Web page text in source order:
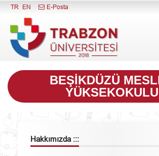
Menüyü Kapat
TR EN E-Posta
BEŞIKDÜZÜ
YÜKSEKOKULU
Hakkımızda :::